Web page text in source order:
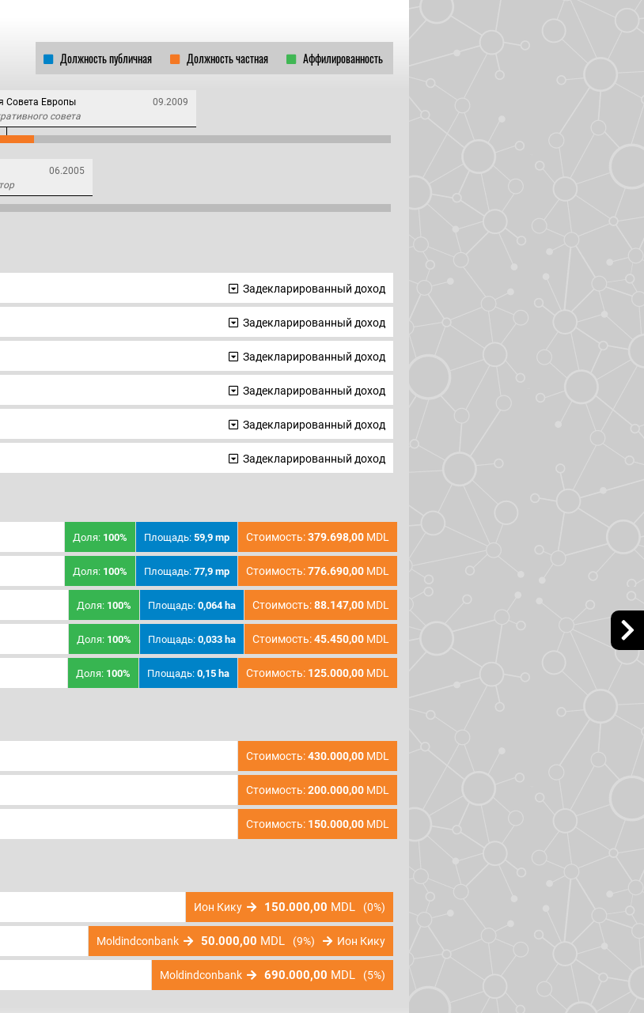
Аффилированность
Должность частная
Должность публичная
Совета Европы
09.2009
совета
06.2005
Задекларированный доход
Задекларированный доход
Задекларированный доход
Задекларированный доход
Задекларированный доход
Задекларированный доход
Стоимость:379.698,00 MDL
Площадь: 59,9 mp
Доля: 100%
Стоимость:776.690,00 MDL
Площадь: 77,9 mp
Доля: 100%
Стоимость:88.147,00 MDL
Площадь: 0,064 ha
Доля: 100%
Стоимость:45.450,00 MDL
Площадь: 0,033 ha
Доля: 100%
Стоимость: 125.000,00 MDL
Площадь: 0,15 ha
Доля: 100%
Стоимость:430.000,00 MDL
Стоимость:200.000,00 MDL
Стоимость: 150.000,00 MDL
(0%)
150.000,00 MDL
Ион Кику
Ион Кику
(9%)
50.000,00 MDL
Moldindconbank
(5%)
690.000,00 MDL
Moldindconbank